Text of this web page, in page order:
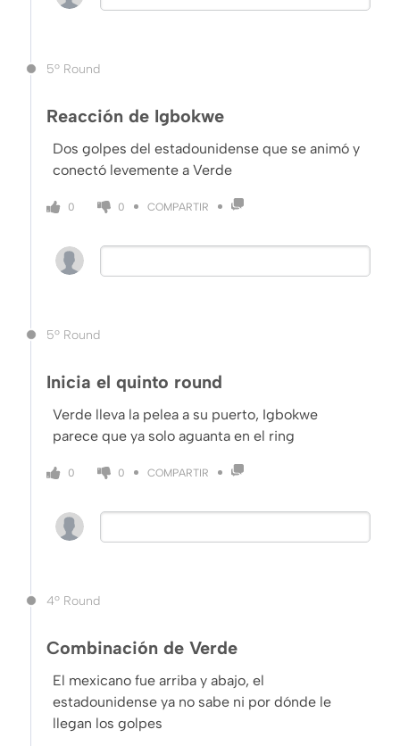
5º Round
Reacción de Igbokwe
Dos golpes del estadounidense que se animó y
conectó levemente a Verde
0 0 COMPARTIR
5º Round
Inicia el quinto round
Verde lleva la pelea a su puerto, Igbokwe
parece que ya solo aguanta en el ring
0 0 COMPARTIR
4º Round
Combinación de Verde
El mexicano fue arriba y abajo, el
estadounidense ya no sabe ni por dónde le
llegan los golpes